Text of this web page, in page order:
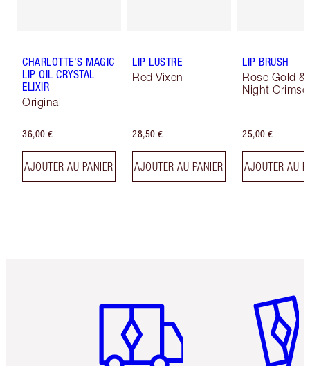
CHARLOTTE'S MAGIC
LIP OIL CRYSTAL
ELIXIR
Original
36,00 €
AJOUTER AU PANIER
LIP LUSTRE
Red Vixen
28,50 €
AJOUTER AU PANIER
LIP BRUSH
Rose Gold &
Night
25,00 €
AJOUTER AU